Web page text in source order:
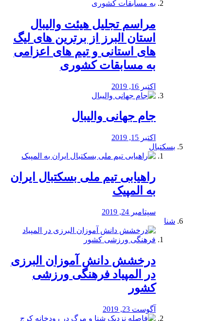
مراسم تجلیل هیئت والیبال
استان البرز از برترین های لیگ
های استانی و تیم های اعزامی
به مسابقات کشوری
اکتبر 16, 2019
جام جهانی والیبال
اکتبر 15, 2019
بسکتبال
راهیابی تیم ملی بسکتبال ایران
به المپیک
سپتامبر 24, 2019
شنا
درخشش دانش آموزان البرزی
در المپیاد فرهنگی ورزشی
کشور
آگوست 23, 2019